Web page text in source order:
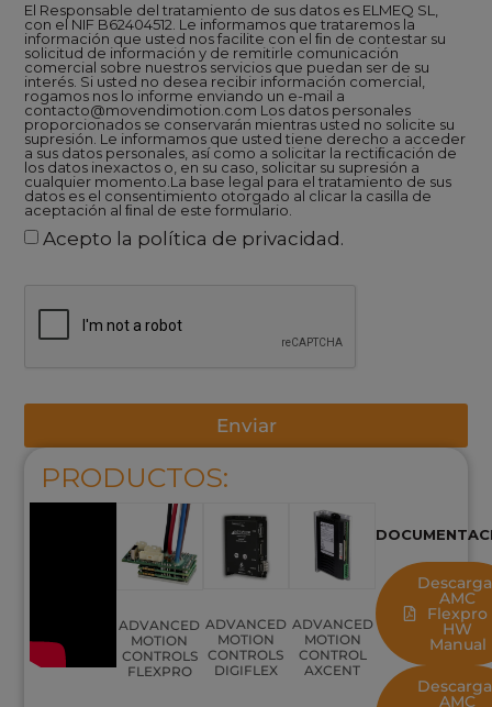
El Responsable del tratamiento de sus datos es ELMEQ SL,
con el NIF B62404512. Le informamos que trataremos la
información que usted nos facilite con el ﬁn de contestar su
solicitud de información y de remitirle comunicación
comercial sobre nuestros servicios que puedan ser de su
interés. Si usted no desea recibir información comercial,
rogamos nos lo informe enviando un e-mail a
contacto@movendimotion.com Los datos personales
proporcionados se conservarán mientras usted no solicite su
supresión. Le informamos que usted tiene derecho a acceder
a sus datos personales, así como a solicitar la rectiﬁcación de
los datos inexactos o, en su caso, solicitar su supresión a
cualquier momento.La base legal para el tratamiento de sus
datos es el consentimiento otorgado al clicar la casilla de
aceptación al ﬁnal de este formulario.
Acepto la política de privacidad.
Enviar
PRODUCTOS:
ADVANCED
MOTION
CONTROLS
FLEXPRO
ADVANCED
MOTION
CONTROLS
DIGIFLEX
ADVANCED
MOTION
CONTROL
AXCENT
AMC
Flexpro
HW
Manual
AMC